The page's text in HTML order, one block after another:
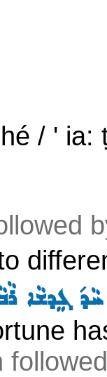
/ ' ia:
ܓܸܕܫܵܐ